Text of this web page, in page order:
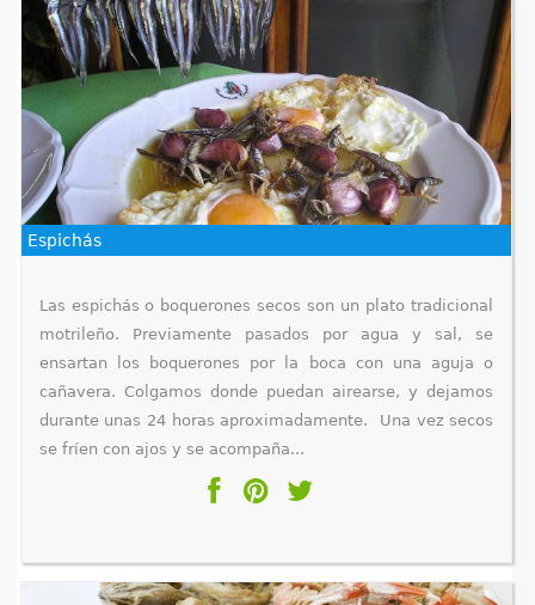
Espichás
Las espichás o boquerones secos son un plato tradicional
motrileño. Previamente pasados por agua y sal, se
ensartan los boquerones por la boca con una aguja o
cañavera. Colgamos donde puedan airearse, y dejamos
durante unas 24 horas aproximadamente. Una vez secos
se fríen con ajos y se acompaña...